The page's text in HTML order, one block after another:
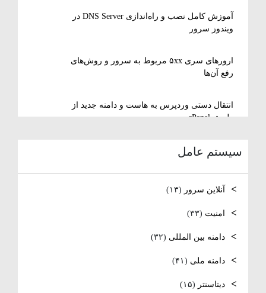
آموزش کامل نصب و راه‌اندازی DNS Server در
ویندوز سرور
ارورهای سری ۵xx مربوط به سرور و روش‌های
رفع آن‌ها
انتقال دستی وردپرس به هاست و دامنه جدید از
طریق cPanel
سیستم عامل
آنلاین سرور (۱۳)
امنیت(۳۳)
دامنه بین المللی(۳۲)
دامنه ملی(۴۱)
دیتاسنتر(۱۵)